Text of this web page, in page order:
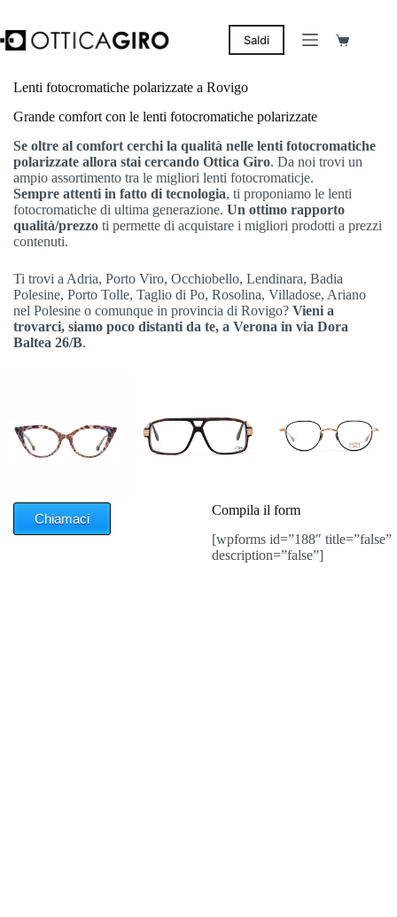
contenuto
Saldi Carrello
Lenti fotocromatiche polarizzate a Rovigo
Grande comfort con le lenti fotocromatiche polarizzate
Se oltre al comfort cerchi la qualità nelle lenti fotocromatiche
polarizzate allora stai cercando Ottica Giro. Da noi trovi un
ampio assortimento tra le migliori lenti fotocromaticje.
Sempre attenti in fatto di tecnologia, ti proponiamo le lenti
fotocromatiche di ultima generazione. Un ottimo rapporto
qualità/prezzo ti permette di acquistare i migliori prodotti a prezzi
contenuti.
Ti trovi a Adria, Porto Viro, Occhiobello, Lendinara, Badia
Polesine, Porto Tolle, Taglio di Po, Rosolina, Villadose, Ariano
nel Polesine o comunque in provincia di Rovigo? Vieni a
trovarci, siamo poco distanti da te, a Verona in via Dora
Baltea 26/B.
Chiamaci
Compila il form
[wpforms id=”188″ title=”false”
description=”false”]